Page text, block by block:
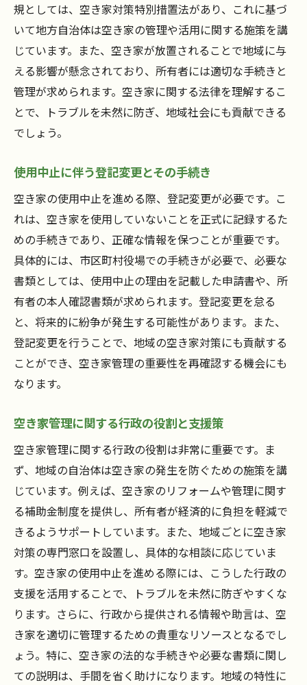
規としては、空き家対策特別措置法があり、これに基づ
いて地方自治体は空き家の管理や活用に関する施策を講
じています。また、空き家が放置されることで地域に与
える影響が懸念されており、所有者には適切な手続きと
管理が求められます。空き家に関する法律を理解するこ
とで、トラブルを未然に防ぎ、地域社会にも貢献できる
でしょう。
使用中止に伴う登記変更とその手続き
空き家の使用中止を進める際、登記変更が必要です。こ
れは、空き家を使用していないことを正式に記録するた
めの手続きであり、正確な情報を保つことが重要です。
具体的には、市区町村役場での手続きが必要で、必要な
書類としては、使用中止の理由を記載した申請書や、所
有者の本人確認書類が求められます。登記変更を怠る
と、将来的に紛争が発生する可能性があります。また、
登記変更を行うことで、地域の空き家対策にも貢献する
ことができ、空き家管理の重要性を再確認する機会にも
なります。
空き家管理に関する行政の役割と支援策
空き家管理に関する行政の役割は非常に重要です。ま
ず、地域の自治体は空き家の発生を防ぐための施策を講
じています。例えば、空き家のリフォームや管理に関す
る補助金制度を提供し、所有者が経済的に負担を軽減で
きるようサポートしています。また、地域ごとに空き家
対策の専門窓口を設置し、具体的な相談に応じていま
す。空き家の使用中止を進める際には、こうした行政の
支援を活用することで、トラブルを未然に防ぎやすくな
ります。さらに、行政から提供される情報や助言は、空
き家を適切に管理するための貴重なリソースとなるでし
ょう。特に、空き家の法的な手続きや必要な書類に関し
ての説明は、手間を省く助けになります。地域の特性に